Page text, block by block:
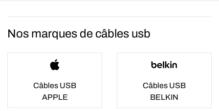
Nos marques de câbles usb
Câbles USB
APPLE
Câbles USB
BELKIN